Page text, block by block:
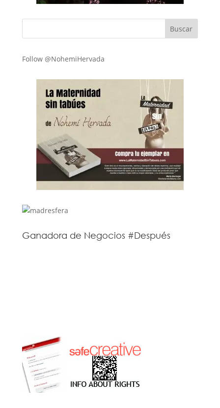
Follow @NohemiHervada
Ganadora de Negocios #Después